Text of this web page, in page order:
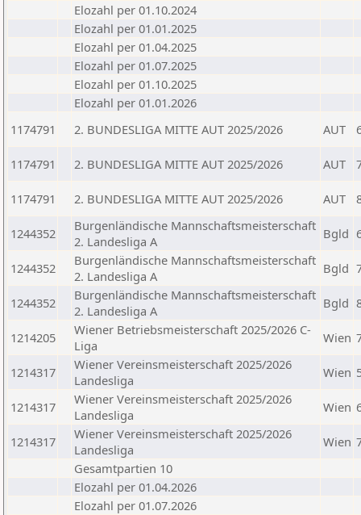
Elozahl per 01.10.2024
Elozahl per 01.01.2025
Elozahl per 01.04.2025
Elozahl per 01.07.2025
Elozahl per 01.10.2025
Elozahl per 01.01.2026
1174791
2. BUNDESLIGA MITTE AUT 2025/2026 AUT
1174791 2. BUNDESLIGA MITTE AUT 2025/2026 AUT
1174791 2. BUNDESLIGA MITTE AUT 2025/2026 AUT
1244352
Burgenländische Mannschaftsmeisterschaft
2. Landesliga A
Bgld
1244352
Burgenländische Mannschaftsmeisterschaft
2. Landesliga A
Bgld
1244352
Burgenländische Mannschaftsmeisterschaft
2. Landesliga A
Bgld
1214205
Wiener Betriebsmeisterschaft 2025/2026 C-
Liga
Wien
1214317
Wiener Vereinsmeisterschaft 2025/2026
Landesliga
Wien
1214317
Wiener Vereinsmeisterschaft 2025/2026
Landesliga
Wien
1214317
Wiener Vereinsmeisterschaft 2025/2026
Landesliga
Wien
Gesamtpartien 10
Elozahl per 01.04.2026
Elozahl per 01.07.2026